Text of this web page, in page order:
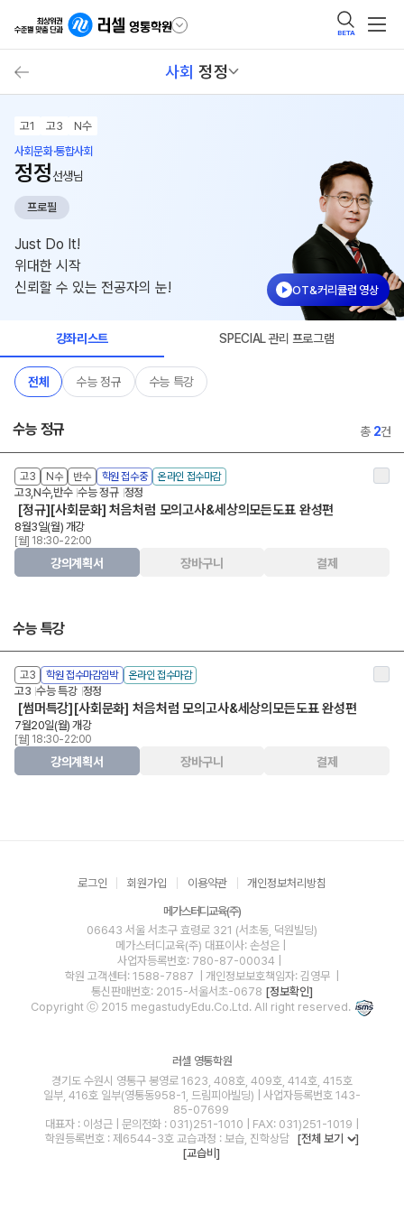
BETA
사회 정정
고1 고3
N수
사회문화·통합사회
정정선생님
프로필
Just Do It!
위대한 시작
신뢰할 수 있는 전공자의 눈!
OT&커리큘럼 영상
강좌리스트 SPECIAL 관리 프로그램
전체 수능 정규 수능 특강
수능 정규 총 2건
고3 N수 반수 학원 접수중 온라인 접수마감
고3,N수,반수 수능 정규 정정
[정규][사회문화] 처음처럼 모의고사&세상의모든도표 완성편
8월3일(월) 개강
[월] 18:30-22:00
강의계획서 장바구니 결제
수능 특강
고3 학원 접수마감임박 온라인 접수마감
고3 수능 특강 정정
[썸머특강][사회문화] 처음처럼 모의고사&세상의모든도표 완성편
7월20일(월) 개강
[월] 18:30-22:00
강의계획서 장바구니 결제
로그인 회원가입 이용약관 개인정보처리방침
메가스터디교육(주)
06643 서울 서초구 효령로 321 (서초동, 덕원빌딩)
메가스터디교육(주) 대표이사: 손성은 |
사업자등록번호: 780-87-00034
학원 고객센터: 1588-7887
| 개인정보보호책임자: 김영무
통신판매번호: 2015-서울서초-0678 [정보확인]
Copyright ⓒ 2015 megastudyEdu.Co.Ltd. All right reserved.
러셀 영통학원
경기도 수원시 영통구 봉영로 1623, 408호, 409호, 414호, 415호
일부, 416호 일부(영통동958-1, 드림피아빌딩) | 사업자등록번호 143-
85-07699
대표자 : 이성근 | 문의전화 : 031)251-1010 | FAX: 031)251-1019 |
학원등록번호 : 제6544-3호 교습과정 : 보습, 진학상담 [전체 보기
]
[교습비]